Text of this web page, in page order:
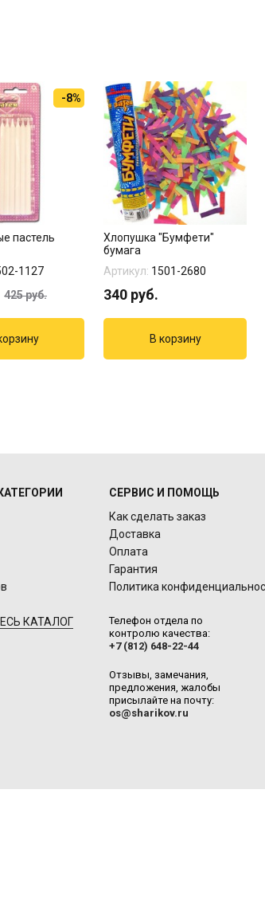
-8%
пастель
1127
425руб.
Хлопушка "Бумфети"
бумага
Артикул: 1501-2680
340 руб.
КАТАЛОГ
СЕРВИС И ПОМОЩЬ
Как сделать заказ
Доставка
Оплата
Гарантия
Политика
Телефон отдела по
контролю качества:
+7 (812) 648-22-44
Отзывы, замечания,
предложения, жалобы
присылайте на почту:
os@sharikov.ru